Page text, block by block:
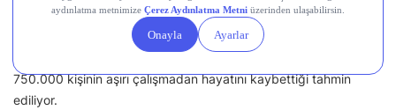
etti. Dünya Sağlık Örgütü ve Uluslararası Çalışma Örgütü’nün
2021 raporuna göre, haftada 55 saatten fazla çalışmak ciddi
750.000 kişinin aşırı çalışmadan hayatını kaybettiği tahmin
ediliyor.